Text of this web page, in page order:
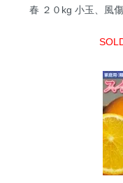
春 ２０kg 小玉、風